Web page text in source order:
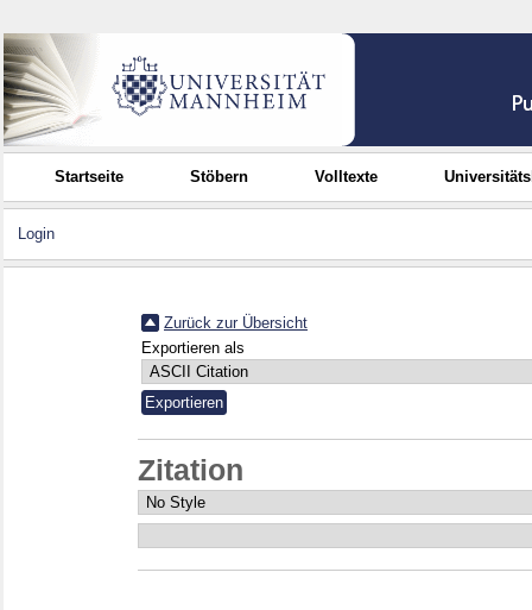
Startseite Stöbern Volltexte
Login
Zurück zur Übersicht
Exportieren als
Zitation